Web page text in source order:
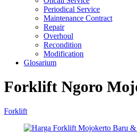
Periodical Service
Maintenance Contract
Repair
Overhoul
Recondition
Modification
Glosarium
Forklift Ngoro
Forklift